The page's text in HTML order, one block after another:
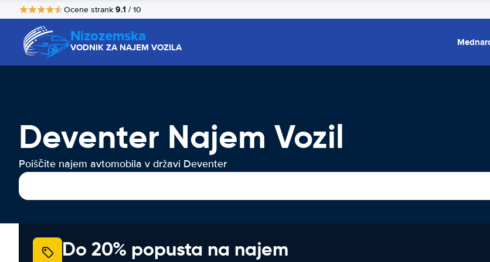
Ocene strank 9.1 / 10
Nizozemska
VODNIK ZA NAJEM VOZILA
Deventer Najem Vozil
Poiščite najem avtomobila v državi Deventer
Do 20% popusta na najem